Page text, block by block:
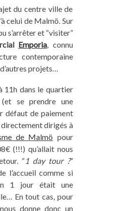
du centre ville de
celui de Malmö . Sur
s’arrêter et “visiter”
Emporia , connu
contemporaine
projets…
11h dans le quartier
se prendre une
défaut de paiement
directement dirigés à
de Malmö pour
(!!!) qu’allait nous
“ 1 day tour ?”
l’accueil comme si
1 jour était une
En tout cas, pour
donne donc un